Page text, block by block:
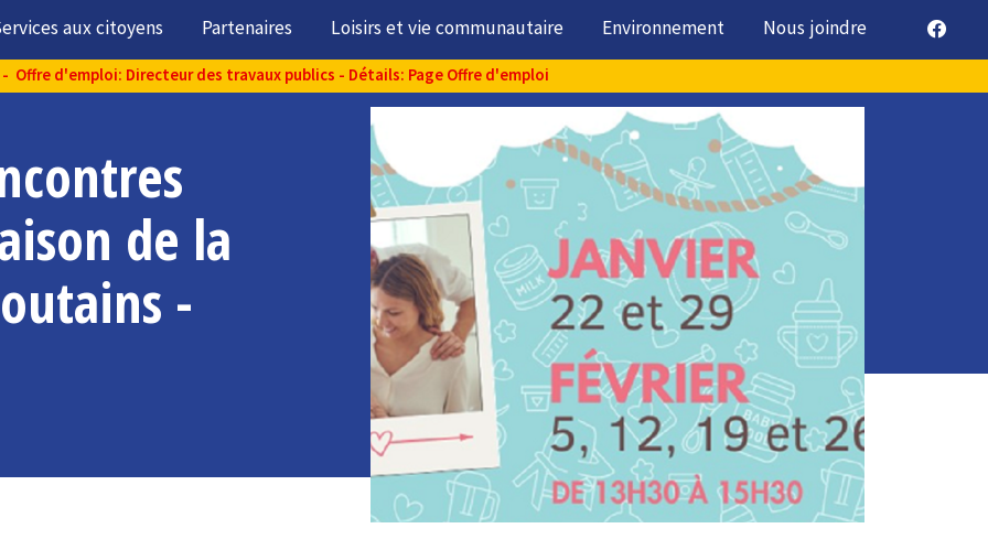
aux citoyens Partenaires Loisirs et vie communautaire Environnement Nous joindre
- Offre d'emploi: Directeur des travaux publics - Détails: Page Offre d'emploi
de la
-